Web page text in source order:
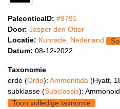
PaleonticaID: #9791
Door: Jasper den Otter
Locatie: Kunrade, Nederland
Datum: 08-12-2022
Taxonomie
orde (Ordo): Ammonitida (Hyatt,
subklasse (Subclassis):
Toon volledige taxnomie